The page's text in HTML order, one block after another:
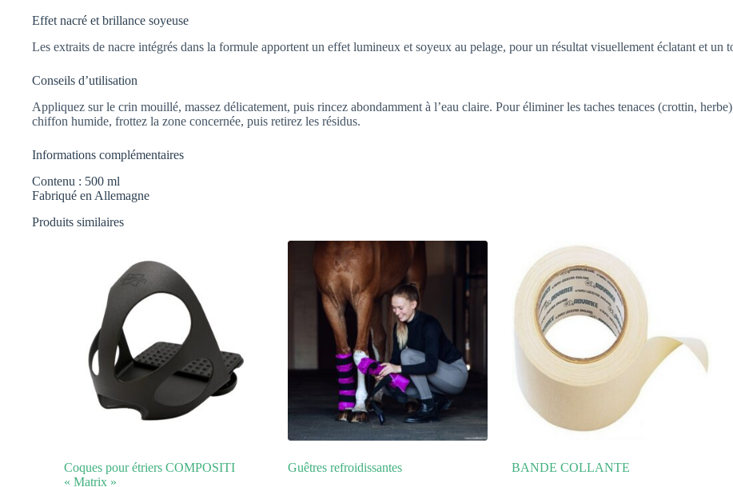
Effet nacré et brillance soyeuse
Les extraits de nacre intégrés dans la formule apportent un effet lumineux et soyeux au pelage, pour un résultat visuellement éclatant et un
Conseils d’utilisation
Appliquez sur le crin mouillé, massez délicatement, puis rincez abondamment à l’eau claire. Pour éliminer les taches tenaces (crottin,
chiffon humide, frottez la zone concernée, puis retirez les résidus.
Informations complémentaires
Contenu : 500 ml
Fabriqué en Allemagne
Produits similaires
Coques pour étriers COMPOSITI
« Matrix »
Guêtres refroidissantes BANDE COLLANTE